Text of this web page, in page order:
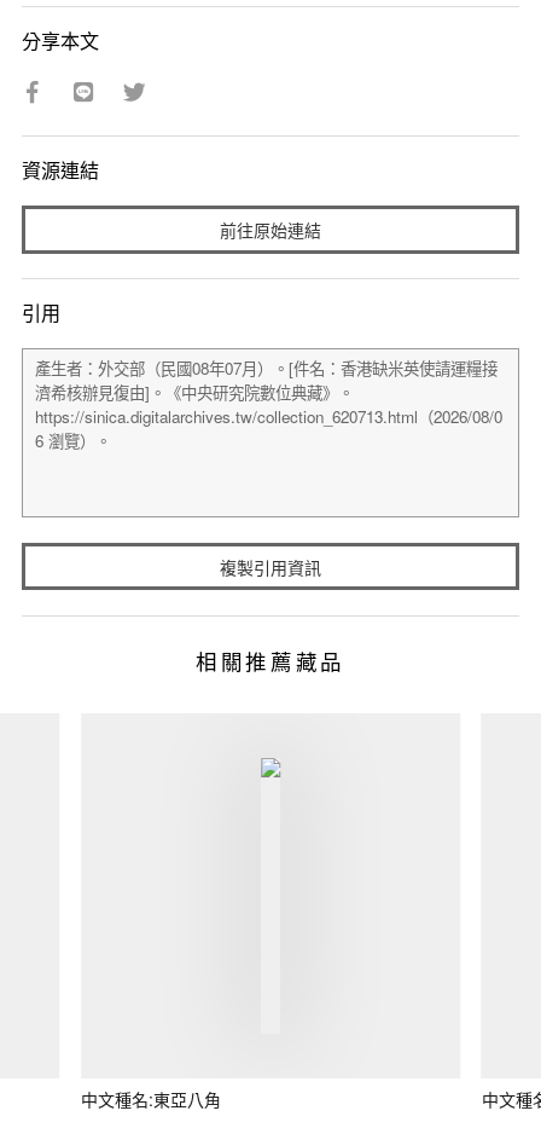
分享本文
資源連結
前往原始連結
引用
複製引用資訊
相關推薦藏品
中文種名:東亞八角 中文種